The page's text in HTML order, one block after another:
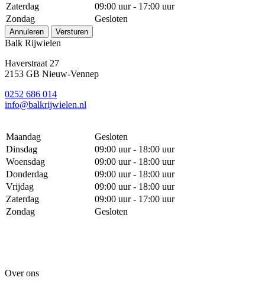
Zaterdag
09:00 uur - 17:00 uur
Zondag
Gesloten
Annuleren Versturen
Balk Rijwielen
Haverstraat 27
2153 GB Nieuw-Vennep
0252 686 014
info@balkrijwielen.nl
Maandag
Gesloten
Dinsdag
09:00 uur - 18:00 uur
Woensdag
09:00 uur - 18:00 uur
Donderdag
09:00 uur - 18:00 uur
Vrijdag
09:00 uur - 18:00 uur
Zaterdag
09:00 uur - 17:00 uur
Zondag
Gesloten
Over ons